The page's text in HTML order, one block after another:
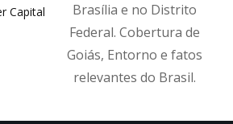
Capital
Brasília e no Distrito
Federal. Cobertura de
Goiás, Entorno e fatos
relevantes do Brasil.